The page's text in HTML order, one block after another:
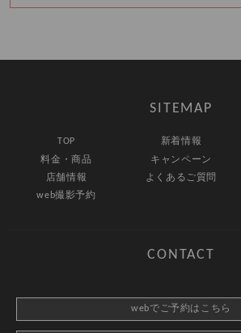
SITEMAP
TOP 新着情報
料金・商品
キャンペーン
店舗情報
よくあるご質問
web撮影予約
CONTACT
webでご予約はこちら